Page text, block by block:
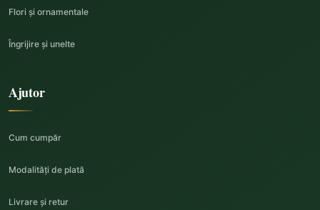
Flori și ornamentale
Îngrijire și unelte
Ajutor
Cum cumpăr
Modalități de plată
Livrare și retur